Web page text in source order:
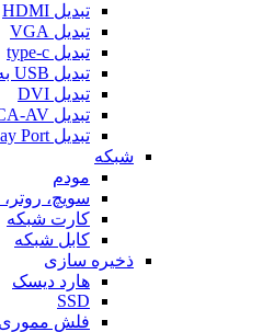
تبدیل HDMI
تبدیل VGA
تبدیل type-c
تبدیل USB به LAN
تبدیل DVI
تبدیل RCA-AV
تبدیل Display Port
شبکه
مودم
سویچ،
کارت شبکه
کابل شبکه
ذخیره سازی
هارد دیسک
SSD
فلش مموری